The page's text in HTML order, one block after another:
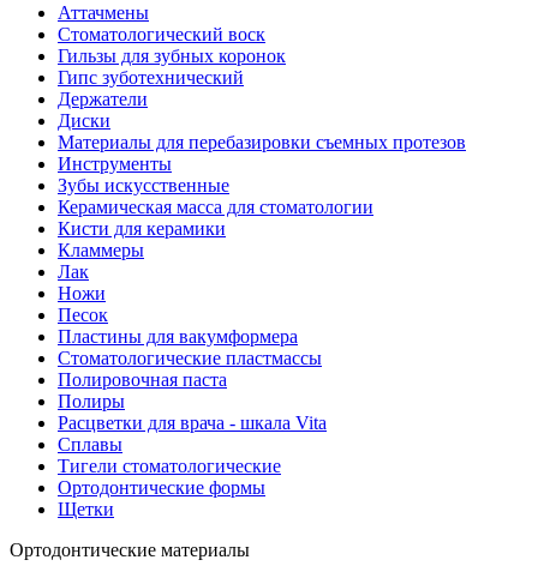
Аттачмены
Стоматологический воск
Гильзы для зубных коронок
Гипс зуботехнический
Держатели
Диски
Материалы для перебазировки съемных протезов
Инструменты
Зубы искусственные
Керамическая масса для стоматологии
Кисти для керамики
Кламмеры
Лак
Ножи
Песок
Пластины для вакумформера
Стоматологические пластмассы
Полировочная паста
Полиры
Расцветки для врача - шкала Vita
Сплавы
Тигели стоматологические
Ортодонтические формы
Щетки
Ортодонтические материалы